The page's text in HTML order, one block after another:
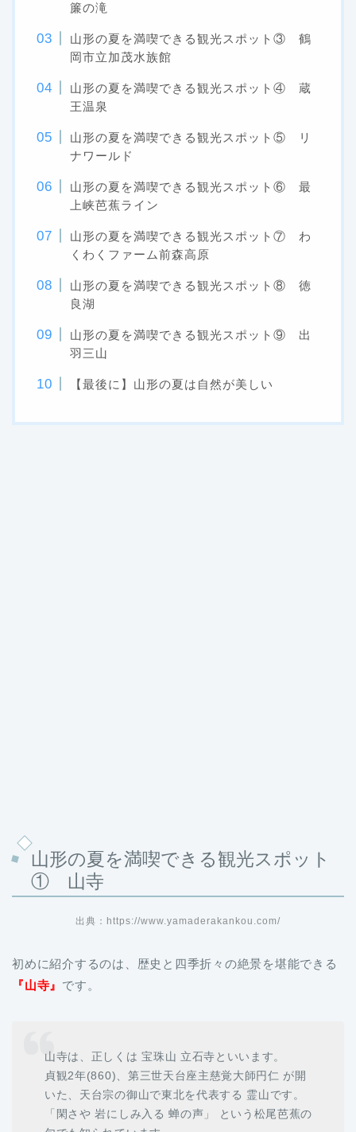
簾の滝
山形の夏を満喫できる観光スポット③ 鶴
岡市立加茂水族館
山形の夏を満喫できる観光スポット④ 蔵
王温泉
山形の夏を満喫できる観光スポット⑤ リ
ナワールド
山形の夏を満喫できる観光スポット⑥ 最
上峡芭蕉ライン
山形の夏を満喫できる観光スポット⑦ わ
くわくファーム前森高原
山形の夏を満喫できる観光スポット⑧ 徳
良湖
山形の夏を満喫できる観光スポット⑨ 出
羽三山
【最後に】山形の夏は自然が美しい
山形の夏を満喫できる観光スポット
① 山寺
出典：https://www.yamaderakankou.com/
初めに紹介するのは、歴史と四季折々の絶景を堪能できる
『山寺』 です。
山寺は、正しくは 宝珠山 立石寺といいます。
貞観2年(860)、第三世天台座主慈覚大師円仁 が開
いた、天台宗の御山で東北を代表する 霊山です。
「閑さや 岩にしみ入る 蝉の声」 という松尾芭蕉の